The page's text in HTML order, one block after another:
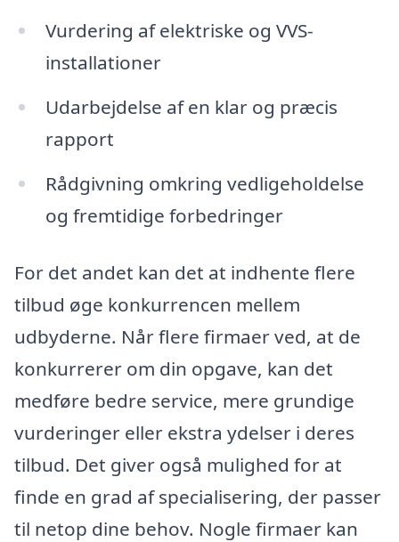
Vurdering af elektriske og VVS-
installationer
Udarbejdelse af en klar og præcis
rapport
Rådgivning omkring vedligeholdelse
og fremtidige forbedringer
For det andet kan det at indhente flere
tilbud øge konkurrencen mellem
udbyderne. Når flere firmaer ved, at de
konkurrerer om din opgave, kan det
medføre bedre service, mere grundige
vurderinger eller ekstra ydelser i deres
tilbud. Det giver også mulighed for at
finde en grad af specialisering, der passer
til netop dine behov. Nogle firmaer kan